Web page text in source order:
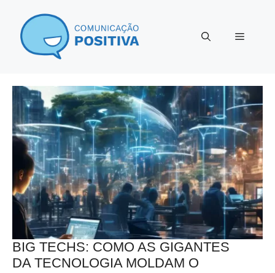
conteúdo
Menu
BIG TECHS: COMO AS GIGANTES
DA TECNOLOGIA MOLDAM O